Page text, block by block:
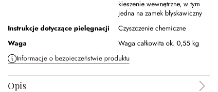
kieszenie wewnętrzne, w tym
jedna na zamek błyskawiczny
Instrukcje dotyczące pielęgnacji
Czyszczenie chemiczne
Waga
Waga całkowita ok. 0,55 kg
Informacje o bezpieczeństwie produktu
Opis